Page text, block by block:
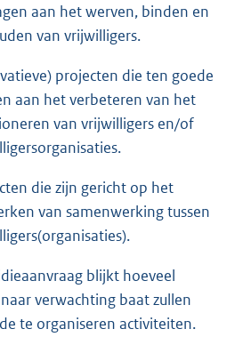
aan het werven, binden en
van vrijwilligers.
projecten die ten goede
aan het verbeteren van het
van vrijwilligers en/of
die zijn gericht op het
van samenwerking tussen
blijkt hoeveel
verwachting baat zullen
te organiseren activiteiten.